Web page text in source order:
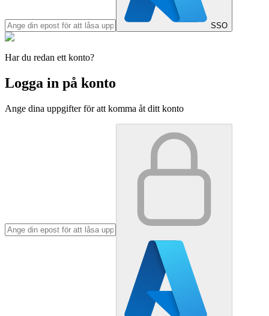
SSO
Har du redan ett konto?
Logga in på konto
Ange dina uppgifter för att komma åt ditt konto